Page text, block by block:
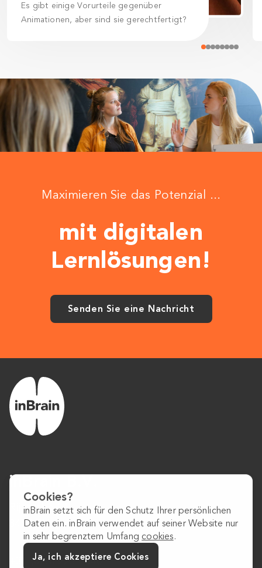
Es gibt einige Vorurteile gegenüber
Animationen, aber sind sie gerechtfertigt?
Maximieren Sie das Potenzial ...
mit digitalen
Lernlösungen!
Senden Sie eine Nachricht
inBrain B.V.
Rijnzathe 14
3454 PV Utrecht
+31 (0)30 223 1640
Cookies?
inBrain setzt sich für den Schutz Ihrer persönlichen
Daten ein. inBrain verwendet auf seiner Website nur
in sehr begrenztem Umfang cookies.
Ja, ich akzeptiere Cookies